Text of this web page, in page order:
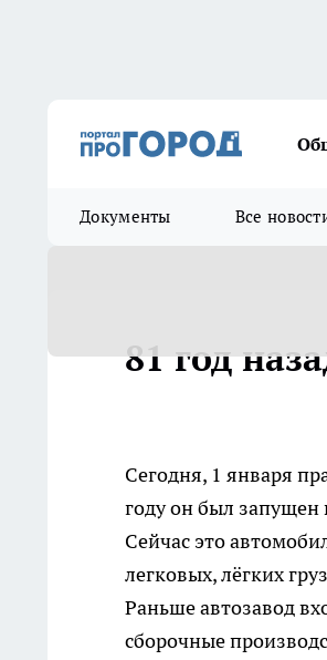
Документы Все
81 год
Сегодня, 1 января
году он был
Сейчас это
легковых, лёгких
Раньше автозавод
сборочные